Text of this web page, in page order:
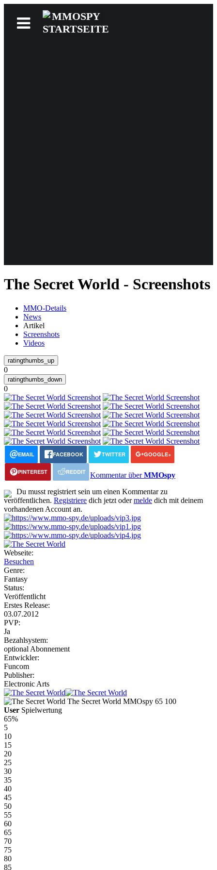
The Secret World - Screenshots
MMO-Details
News
Artikel
Screenshots
Videos
0
0
EMAIL FACEBOOK TWITTER GOOGLE+
PINTEREST REDDIT Kommentar überMMOspy
Du musst registriert sein um einen Kommentar zu
veröffentlichen. Registriere dich jetzt odermelde dich mit deinem
vorhandenen Account an.
Webseite:
Besuchen
Genre:
Fantasy
Status:
Veröffentlicht
Erstes Release:
03.07.2012
PVP:
Ja
Bezahlsystem:
optional Abonnement
Entwickler:
Funcom
Publisher:
Electronic Arts
The Secret World MMOspy 65 100
User Spielwertung
65%
5
10
15
20
25
30
35
40
45
50
55
60
65
70
75
80
85